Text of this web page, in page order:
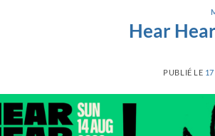
Hear
PUBLIÉ LE